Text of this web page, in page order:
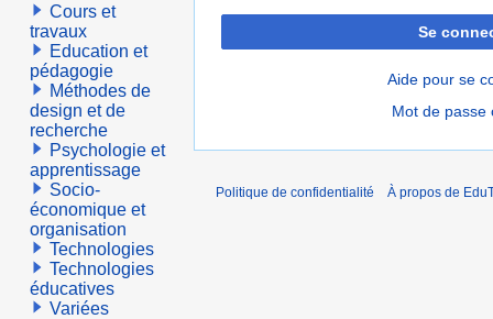
Se
Aide pour se
Mot de passe
Cours et
travaux
Education et
pédagogie
Méthodes de
design et de
recherche
Psychologie et
apprentissage
Socio-
économique et
organisation
Technologies
Technologies
éducatives
Variées
Politique de confidentialité À propos de